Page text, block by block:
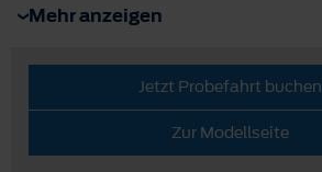
Mehr anzeigen
Jetzt Probefahrt buchen
Zur Modellseite